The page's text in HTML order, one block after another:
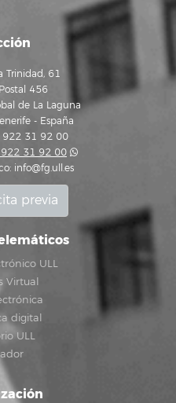
Trinidad, 61
456
de La Laguna
- España
922 31 92 00
922 31 92 00
info@fg.ull.es
previa
ULL
Virtual
digital
ULL